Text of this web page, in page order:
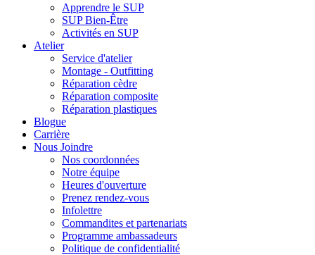
Apprendre le SUP
SUP Bien-Être
Activités en SUP
Atelier
Service d'atelier
Montage - Outfitting
Réparation cèdre
Réparation composite
Réparation plastiques
Blogue
Carrière
Nous Joindre
Nos coordonnées
Notre équipe
Heures d'ouverture
Prenez rendez-vous
Infolettre
Commandites et partenariats
Programme ambassadeurs
Politique de confidentialité